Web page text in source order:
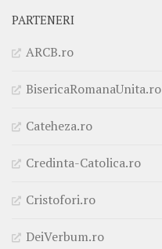
PARTENERI
ARCB.ro
BisericaRomanaUnita.ro
Cateheza.ro
Credinta-Catolica.ro
Cristofori.ro
DeiVerbum.ro